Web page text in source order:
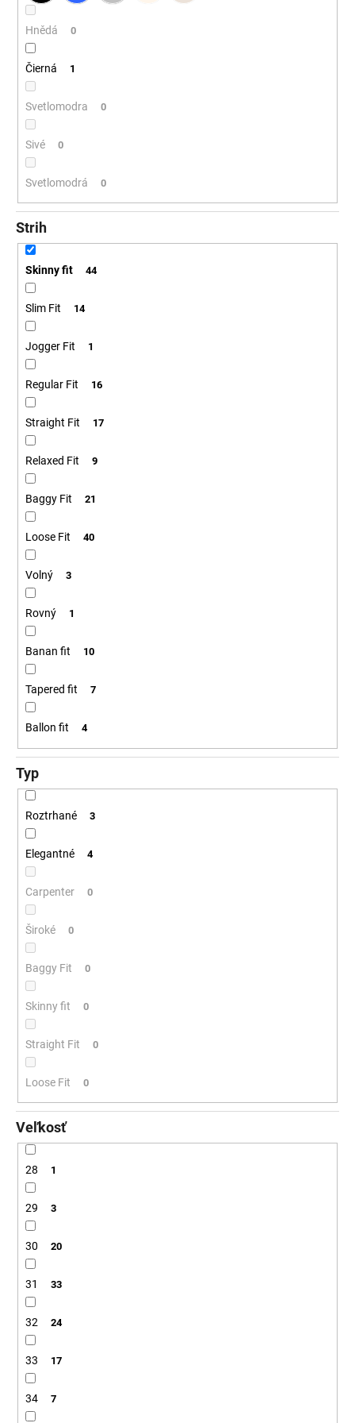
Hnědá 0
Čierná 1
Svetlomodra 0
Sivé 0
Svetlomodrá 0
Strih
Skinny fit 44
Slim Fit 14
Jogger Fit 1
Regular Fit 16
Straight Fit 17
Relaxed Fit 9
Baggy Fit 21
Loose Fit 40
Volný 3
Rovný 1
Banan fit 10
Tapered fit 7
Ballon fit 4
Typ
Roztrhané 3
Elegantné 4
Carpenter 0
Široké 0
Baggy Fit 0
Skinny fit 0
Straight Fit 0
Loose Fit 0
Veľkosť
28 1
29 3
30 20
31 33
32 24
33 17
34 7